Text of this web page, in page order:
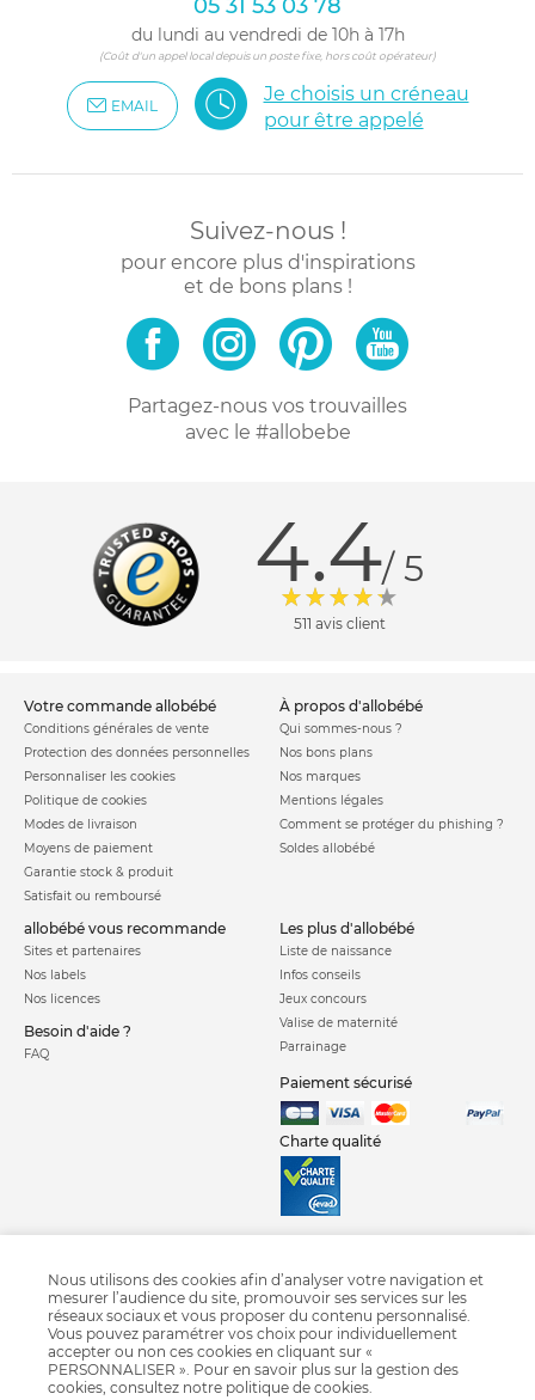
05 31 53 03 78
du lundi au vendredi de 10h à 17h
(Coût d'un appel local depuis un poste fixe, hors coût opérateur)
EMAIL
Je choisis un créneau
pour être appelé
Suivez-nous !
pour encore plus d'inspirations
et de bons plans !
Partagez-nous vos trouvailles
avec le #allobebe
4.4/ 5
511 avis client
votre commande allobébé
Conditions générales de vente
Protection des données personnelles
Personnaliser les cookies
Politique de cookies
Modes de livraison
Moyens de paiement
Garantie stock & produit
Satisfait ou remboursé
à propos d'allobébé
Qui sommes-nous ?
Nos bons plans
Nos marques
Mentions légales
Comment se protéger du phishing ?
Soldes allobébé
allobébé vous recommande
Sites et partenaires
Nos labels
Nos licences
Besoin d'aide ?
FAQ
les plus d'allobébé
Liste de naissance
Infos conseils
Jeux concours
Valise de maternité
Parrainage
Paiement sécurisé
Charte qualité
Siège auto Axiss Fix Plus Siège auto Axissfix Air
Siege auto isofix
Siege auto groupe 1 2 3
Siege auto groupe 1
Siege auto groupe 2 3
Siege auto groupe 0 1
Siege auto coque groupe 0
Crash test siège auto 2018
Siège auto pivotant
Siège auto Nania
Nous utilisons des cookies afin d’analyser votre navigation et
mesurer l’audience du site, promouvoir ses services sur les
réseaux sociaux et vous proposer du contenu personnalisé.
Vous pouvez paramétrer vos choix pour individuellement
accepter ou non ces cookies en cliquant sur «
PERSONNALISER ». Pour en savoir plus sur la gestion des
cookies, consultez notre politique de cookies.